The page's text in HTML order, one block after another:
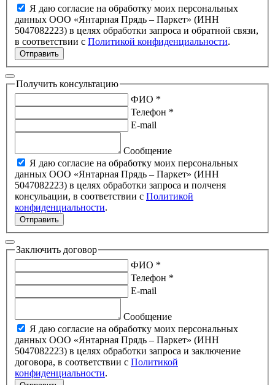
Я даю согласие на обработку моих персональных
данных ООО «Янтарная Прядь – Паркет» (ИНН
5047082223) в целях обработки запроса и обратной связи,
в соответствии с Политикой конфиденциальности.
Отправить
Получить консультацию
ФИО *
Телефон *
E-mail
Сообщение
Я даю согласие на обработку моих персональных
данных ООО «Янтарная Прядь – Паркет» (ИНН
5047082223) в целях обработки запроса и полченя
консульации, в соответствии с Политикой
конфиденциальности.
Отправить
Заключить договор
ФИО *
Телефон *
E-mail
Сообщение
Я даю согласие на обработку моих персональных
данных ООО «Янтарная Прядь – Паркет» (ИНН
5047082223) в целях обработки запроса и заключение
договора, в соответствии с Политикой
конфиденциальности.